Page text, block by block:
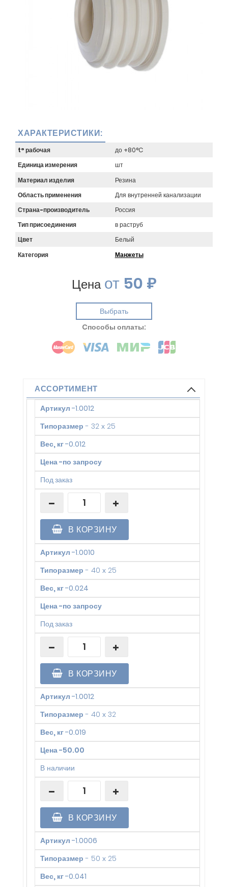
ХАРАКТЕРИСТИКИ:
t° рабочая
до +80°C
Единица измерения
шт
Материал изделия
Резина
Область применения
Для внутренней канализации
Страна-производитель
Россия
Тип присоединения
в раструб
Цвет
Белый
Категория
Манжеты
Ценаот 50 ₽
Выбрать
Cпособы оплаты:
АССОРТИМЕНТ
Артикул -1.0012
Типоразмер - 32 х 25
Вес, кг-0.012
Цена-по запросу
Под заказ
В КОРЗИНУ
Артикул -1.0010
Типоразмер - 40 х 25
Вес, кг-0.024
Цена-по запросу
Под заказ
В КОРЗИНУ
Артикул -1.0012
Типоразмер - 40 х 32
Вес, кг-0.019
Цена-50.00
В наличии
В КОРЗИНУ
Артикул -1.0006
Типоразмер - 50 х 25
Вес, кг-0.041